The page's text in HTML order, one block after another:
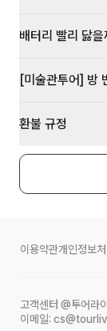
배터리 빨리 닳
[미술관투어] 방
환불 규정
이용약관개인정보
고객센터 @투어라
이메일: